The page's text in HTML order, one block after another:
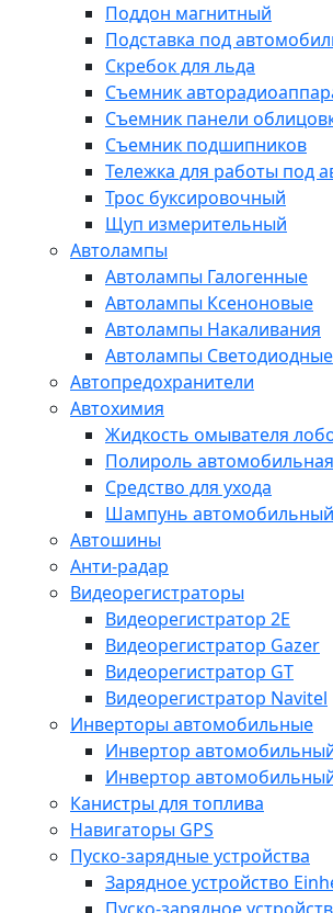
Поддон магнитный
Подставка под
Скребок для льда
Съемник
Съемник панели
Съемник подшипников
Тележка для работы под
Трос буксировочный
Щуп измерительный
Автолампы
Автолампы Галогенные
Автолампы Ксеноновые
Автолампы Накаливания
Автолампы Светодиодные
Автопредохранители
Автохимия
Жидкость омывателя
Полироль
Средство для ухода
Шампунь автомобильный
Автошины
Анти-радар
Видеорегистраторы
Видеорегистратор 2E
Видеорегистратор Gazer
Видеорегистратор GT
Видеорегистратор Navitel
Инверторы автомобильные
Инвертор
Инвертор
Канистры для топлива
Навигаторы GPS
Пуско-зарядные устройства
Зарядное устройство